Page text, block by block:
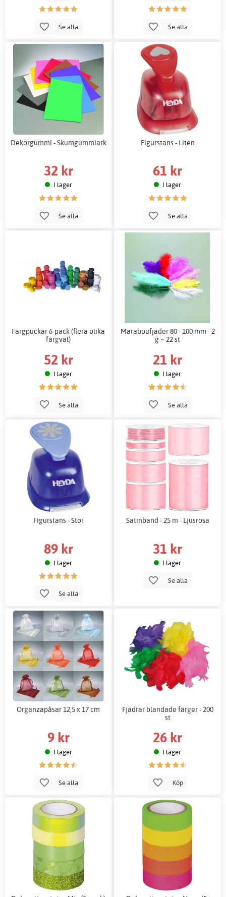
Se alla Se alla
Dekorgummi - Skumgummiark
32 kr
I lager
Se alla
Figurstans - Liten
61 kr
I lager
Se alla
Färgpuckar 6-pack (flera olika
färgval)
52 kr
I lager
Se alla
Maraboufjäder 80 - 100 mm - 2
g ~ 22 st
21 kr
I lager
Se alla
Figurstans - Stor
89 kr
I lager
Se alla
Satinband - 25 m - Ljusrosa
31 kr
I lager
Se alla
Organzapåsar 12,5 x 17 cm
9 kr
I lager
Se alla
Fjädrar blandade färger - 200
st
26 kr
I lager
Köp